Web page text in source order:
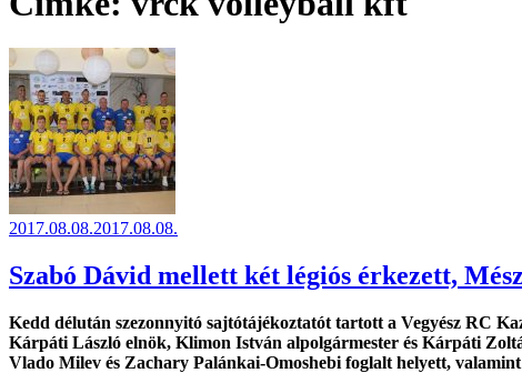
2017.08.08.2017.08.08.
Szabó Dávid mellett két légiós érkezett,
Kedd délután szezonnyitó sajtótájékoztatót tartott a Vegyész RC
Kárpáti László elnök, Klimon István alpolgármester és Kárpáti
Vlado Milev és Zachary Palánkai-Omoshebi foglalt helyett,